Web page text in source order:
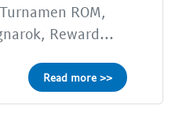
ROM,
Reward...
Read more >>